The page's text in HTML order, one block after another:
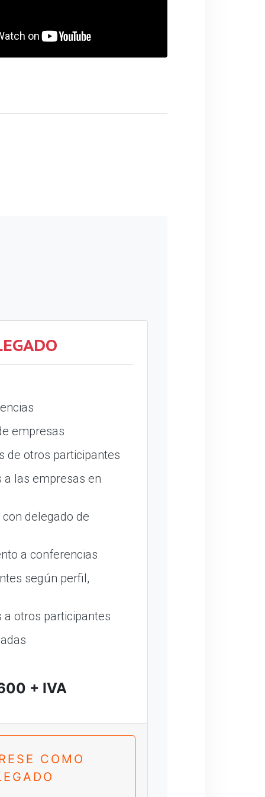
empresas
de otros participantes
a las empresas en
delegado de
a conferencias
según perfil,
a otros participantes
+ IVA
COMO